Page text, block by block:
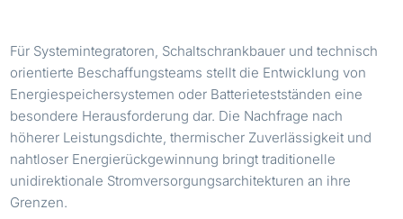
Für Systemintegratoren, Schaltschrankbauer und technisch
orientierte Beschaffungsteams stellt die Entwicklung von
Energiespeichersystemen oder Batterietestständen eine
besondere Herausforderung dar. Die Nachfrage nach
höherer Leistungsdichte, thermischer Zuverlässigkeit und
nahtloser Energierückgewinnung bringt traditionelle
unidirektionale Stromversorgungsarchitekturen an ihre
Grenzen.